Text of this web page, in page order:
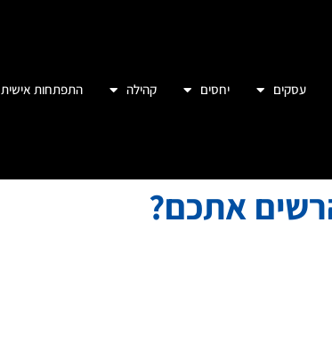
עסקים יחסים קהילה התפתחות אישית
אתכם?